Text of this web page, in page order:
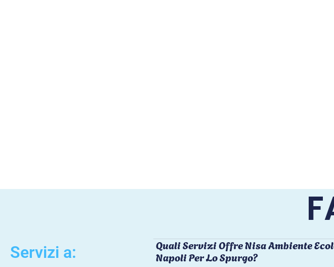
Servizi a:
Quali Servizi Offre Nisa Ambiente
Napoli Per Lo Spurgo?